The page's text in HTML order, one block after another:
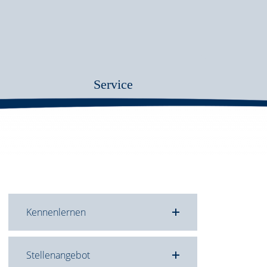
Service
Kennenlernen
Stellenangebot